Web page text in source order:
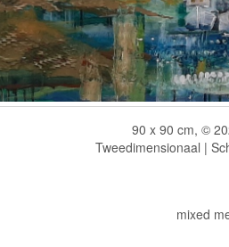
90 x 90 cm, ©
Tweedimensionaal |
mixed